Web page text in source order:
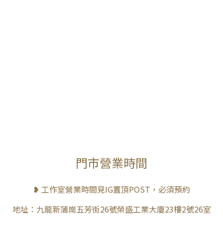
門市營業時間
❥ 工作室營業時間見IG置頂POST，必須預約
地址：九龍新蒲崗五芳街26號榮盛工業大廈23樓2號26室